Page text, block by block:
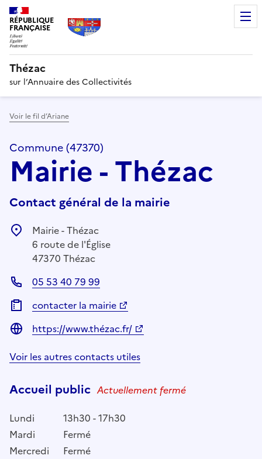
RÉPUBLIQUE
FRANÇAISE
Thézac
sur l’Annuaire des Collectivités
Voir le fil d’Ariane
Commune (47370)
Mairie - Thézac
Contact général de la mairie
Mairie - Thézac
6 route de l'Église
47370 Thézac
05 53 40 79 99
contacter la mairie
https://www.thézac.fr/
Voir les autres contacts utiles
Accueil public Actuellement fermé
Lundi
13h30 - 17h30
Mardi
Fermé
Mercredi
Fermé